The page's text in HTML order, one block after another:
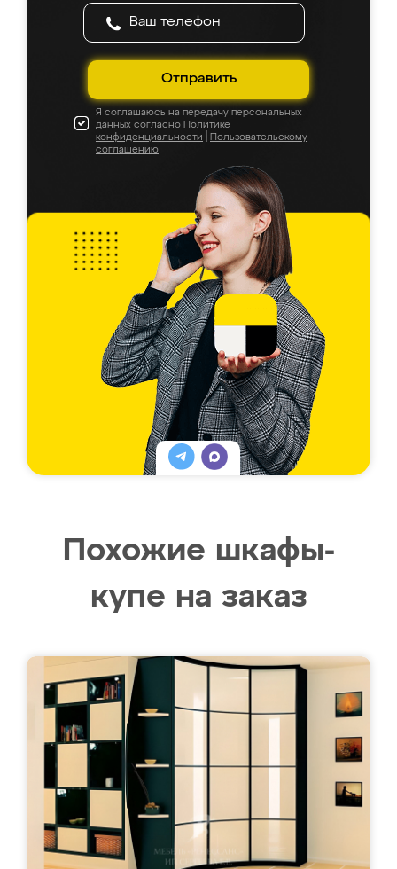
Отправить
Я соглашаюсь на передачу персональных
данных согласно Политике
конфиденциальности
Пользовательскому
соглашению
Похожие шкафы-
купе на заказ